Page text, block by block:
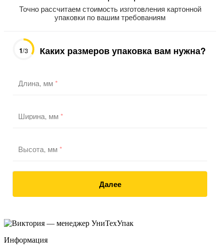
Точно рассчитаем стоимость изготовления картонной
упаковки по вашим требованиям
1/3 Каких размеров упаковка вам нужна?
Длина, мм*
Ширина, мм*
Высота, мм*
Далее
Информация